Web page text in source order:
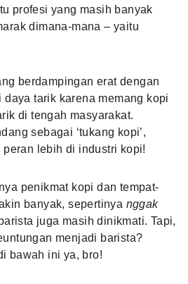
profesi yang masih banyak
dimana-mana – yaitu
berdampingan erat dengan
tarik karena memang kopi
di tengah masyarakat.
sebagai ‘tukang kopi’,
lebih di industri kopi!
penikmat kopi dan tempat-
banyak, sepertinya nggak
juga masih dinikmati. Tapi,
menjadi barista?
bawah ini ya, bro!